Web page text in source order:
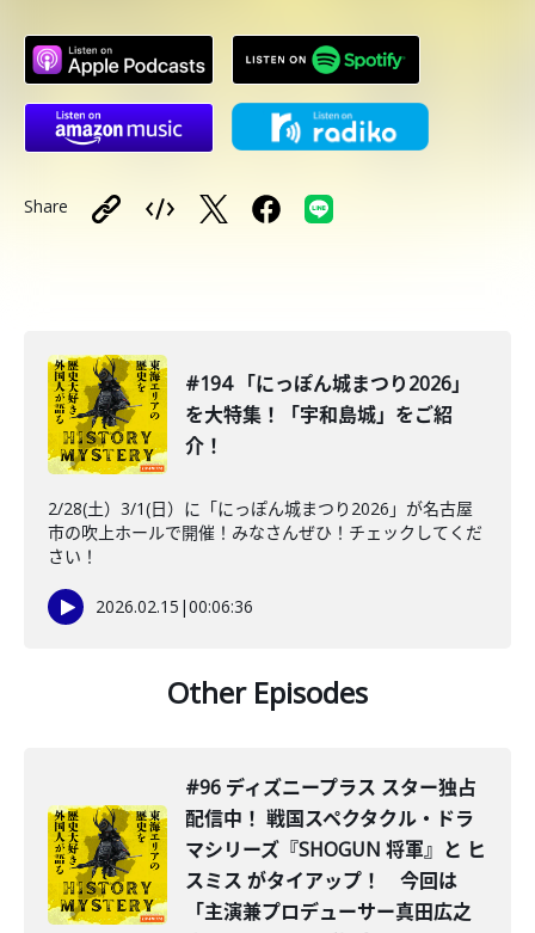
Share
#194 「にっぽん城まつり2026」
を大特集！「宇和島城」をご紹
介！
2/28(土）3/1(日）に「にっぽん城まつり2026」が名古屋
市の吹上ホールで開催！みなさんぜひ！チェックしてくだ
さい！
2026.02.15 |00:06:36
Other Episodes
#96 ディズニープラス スター独占
配信中！ 戦国スペクタクル・ドラ
マシリーズ『SHOGUN 将軍』と ヒ
スミス がタイアップ！ 今回は
「主演兼プロデューサー真田広之